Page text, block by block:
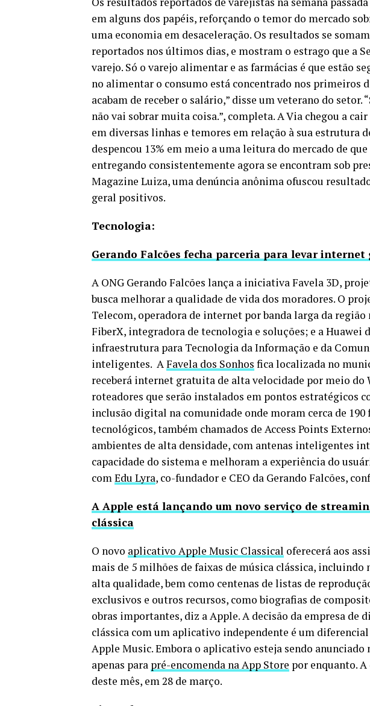
em alguns dos papéis, reforçando o temor do mercado
uma economia em desaceleração. Os resultados se
reportados nos últimos dias, e mostram o estrago que a
varejo. Só o varejo alimentar e as farmácias é que estão
no alimentar o consumo está concentrado nos primeiros
acabam de receber o salário,” disse um veterano do setor.
não vai sobrar muita coisa.”, completa. A Via chegou a
em diversas linhas e temores em relação à sua estrutura
despencou 13% em meio a uma leitura do mercado de
entregando consistentemente agora se encontram sob
Magazine Luiza, uma denúncia anônima ofuscou
geral positivos.
Tecnologia:
Gerando Falcões fecha parceria para levar internet
A ONG Gerando Falcões lança a iniciativa Favela 3D,
busca melhorar a qualidade de vida dos moradores. O
Telecom, operadora de internet por banda larga da
FiberX, integradora de tecnologia e soluções; e a
infraestrutura para Tecnologia da Informação e da
inteligentes. AFavela dos Sonhos fica localizada no
receberá internet gratuita de alta velocidade por meio do
roteadores que serão instalados em pontos estratégicos
inclusão digital na comunidade onde moram cerca de
tecnológicos, também chamados de Access Points
ambientes de alta densidade, com antenas inteligentes
capacidade do sistema e melhoram a experiência do
comEdu Lyra, co-fundador e CEO da Gerando Falcões,
A Apple está lançando um novo serviço de
clássica
O novo aplicativo Apple Music Classical oferecerá aos
mais de 5 milhões de faixas de música clássica, incluindo
alta qualidade, bem como centenas de listas de
exclusivos e outros recursos, como biografias de
obras importantes, diz a Apple. A decisão da empresa de
clássica com um aplicativo independente é um
Apple Music. Embora o aplicativo esteja sendo anunciado
apenas para pré-encomenda na App Store por enquanto.
deste mês, em 28 de março.